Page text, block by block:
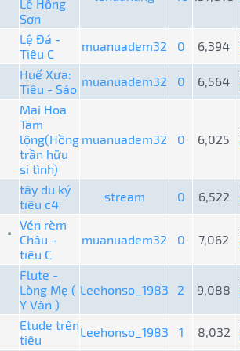
Lê Hồng
Sơn
Lệ Đá -
Tiêu C
muanuadem32 0 6,394
Huế Xưa:
Tiêu - Sáo
muanuadem32 0 6,564
Mai Hoa
Tam
lộng(Hồng
trần hữu
si tình)
muanuadem32 0 6,025
tây du ký
tiêu c4
stream 0 6,522
Vén rèm
Châu -
tiêu C
muanuadem32 0 7,062
Flute -
Lòng Mẹ (
Y Vân )
Leehonso_1983 2 9,088
Etude trên
tiêu
Leehonso_1983 1 8,032